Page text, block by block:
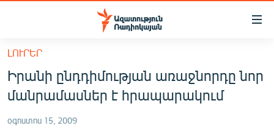
Մատչելիության
հիմնական
բովանդակությանը
Անցնել
հիմնական
մենյուին
ՀԱՅԱՍՏԱՆ
ՔԱՂԱՔԱԿԱՆ
ԸՆՏՐՈՒԹՅՈՒՆՆԵՐ 2026
ԼՈՒՐԵՐ
Իրանի ընդդիմության առաջնորդը նոր
մանրամասներ է հրապարակում
օգոստոս 15, 2009